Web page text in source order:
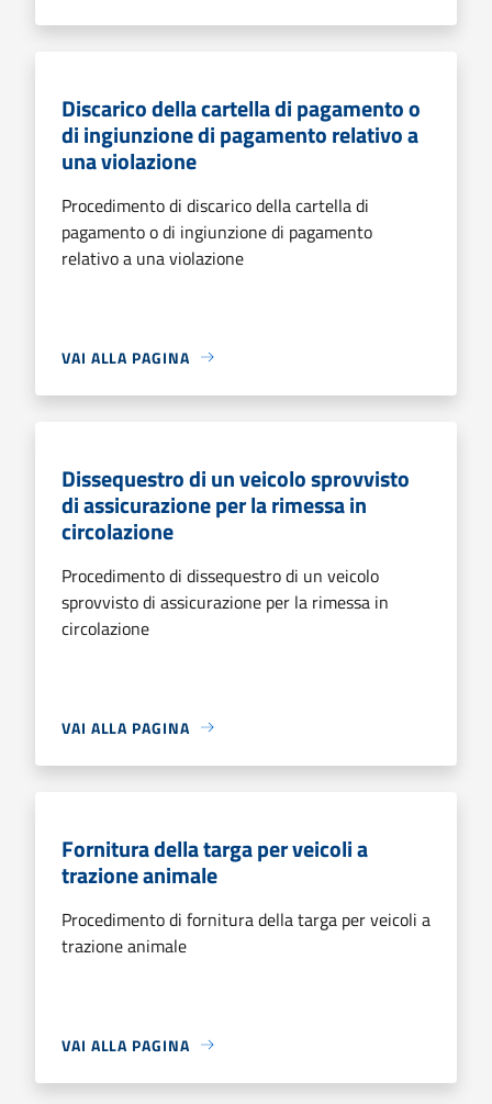
Discarico della cartella di pagamento o
di ingiunzione di pagamento relativo a
una violazione
Procedimento di discarico della cartella di
pagamento o di ingiunzione di pagamento
relativo a una violazione
VAI ALLA PAGINA
Dissequestro di un veicolo sprovvisto
di assicurazione per la rimessa in
circolazione
Procedimento di dissequestro di un veicolo
sprovvisto di assicurazione per la rimessa in
circolazione
VAI ALLA PAGINA
Fornitura della targa per veicoli a
trazione animale
Procedimento di fornitura della targa per veicoli a
trazione animale
VAI ALLA PAGINA